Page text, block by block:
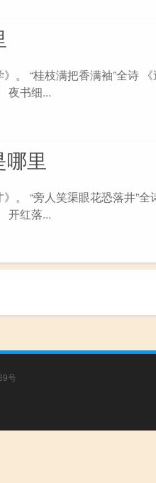
。 “桂枝满把香满袖”全诗
夜书细...
哪里
。 “旁人笑渠眼花恐落井”全
开红落...
号